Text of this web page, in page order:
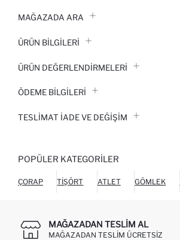
MAĞAZADA ARA
ÜRÜN BILGILERI
ÜRÜN DEĞERLENDİRMELERİ
ÖDEME BİLGİLERİ
TESLIMAT İADE VE DEĞIŞIM
POPÜLER KATEGORILER
ÇORAP TIŞÖRT ATLET GÖMLEK
MAĞAZADAN TESLIM AL
MAĞAZADAN TESLIM ÜCRETSIZ